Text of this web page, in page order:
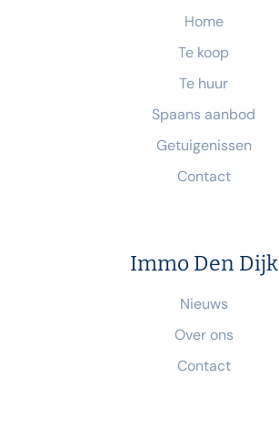
Immo Den Dijk
Nieuws
Over ons
Contact
Home
Te koop
Te huur
Spaans aanbod
Getuigenissen
Contact